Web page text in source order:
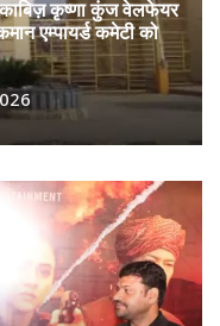
काबिज़ कृष्णा कुंज वेलफेयर
एम्पायर्ड कमेटी को